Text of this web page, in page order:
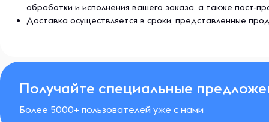
обработки и исполнения вашего заказа, а также пост-
Доставка осуществляется в сроки, представленные
Получайте специальные
Более 5000+ пользователей уже с нами